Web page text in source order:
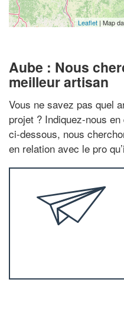
Leaflet | Map
Aube : Nous
meilleur artisan
Vous ne savez pas quel
projet ? Indiquez-nous
ci-dessous, nous
en relation avec le pro